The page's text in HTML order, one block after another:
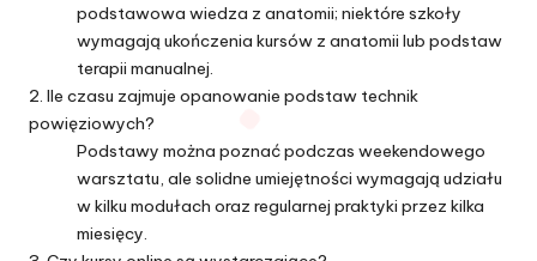
podstawowa wiedza z anatomii; niektóre szkoły
wymagają ukończenia kursów z anatomii lub podstaw
terapii manualnej.
2. Ile czasu zajmuje opanowanie podstaw technik
powięziowych?
Podstawy można poznać podczas weekendowego
warsztatu, ale solidne umiejętności wymagają udziału
w kilku modułach oraz regularnej praktyki przez kilka
miesięcy.